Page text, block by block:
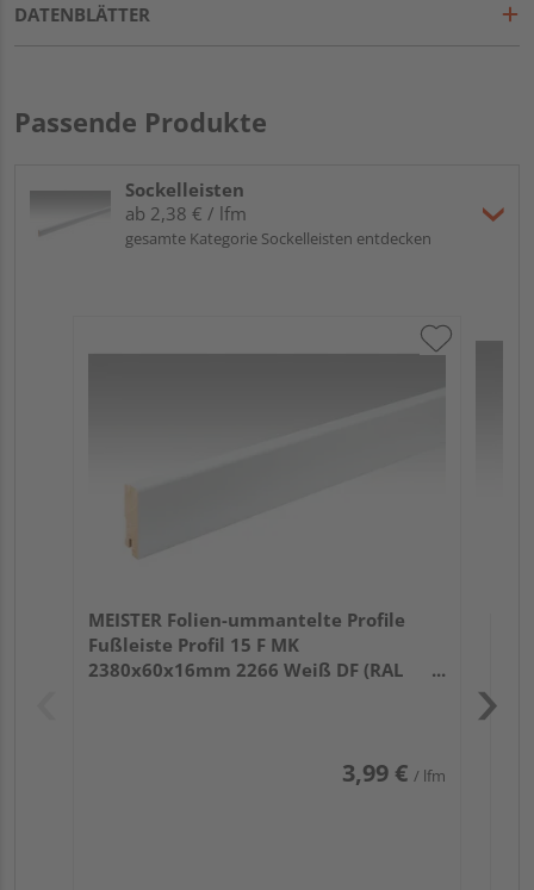
DATENBLÄTTER
Passende Produkte
Sockelleisten
ab 2,38 € / lfm
gesamte Kategorie Sockelleisten entdecken
MEISTER Folien-ummantelte Profile
Fußleiste Profil 15 F MK
2380x60x16mm 2266 Weiß DF (RAL
3,99 € / lfm